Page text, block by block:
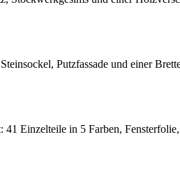
Putzfassade und einer
Einzelteile in 5 Farben,